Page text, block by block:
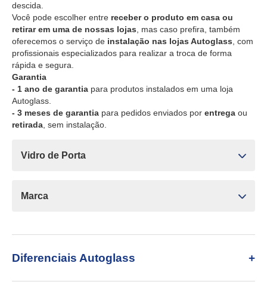
descida.
Você pode escolher entre receber o produto em casa ou
retirar em uma de nossas lojas , mas caso prefira, também
oferecemos o serviço de instalação nas lojas Autoglass , com
profissionais especializados para realizar a troca de forma
rápida e segura.
Garantia
- 1 ano de garantia para produtos instalados em uma loja
Autoglass.
- 3 meses de garantia para pedidos enviados por entrega ou
retirada , sem instalação.
Vidro de Porta
Marca
Diferenciais Autoglass